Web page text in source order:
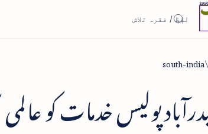
south-india
پولیس خدمات کو